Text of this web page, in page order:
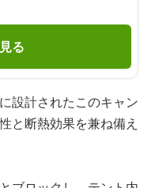
る
設計されたこのキャン
と断熱効果を兼ね備え